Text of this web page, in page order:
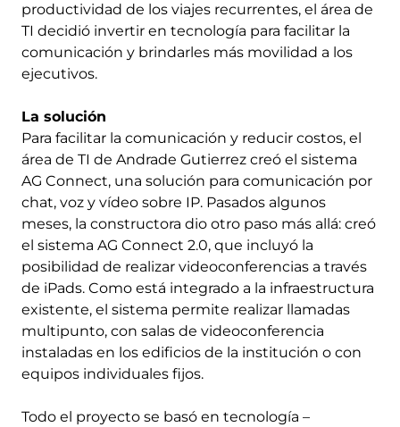
productividad de los viajes recurrentes, el área de
TI decidió invertir en tecnología para facilitar la
comunicación y brindarles más movilidad a los
ejecutivos.
La solución
Para facilitar la comunicación y reducir costos, el
área de TI de Andrade Gutierrez creó el sistema
AG Connect, una solución para comunicación por
chat, voz y vídeo sobre IP. Pasados algunos
meses, la constructora dio otro paso más allá: creó
el sistema AG Connect 2.0, que incluyó la
posibilidad de realizar videoconferencias a través
de iPads. Como está integrado a la infraestructura
existente, el sistema permite realizar llamadas
multipunto, con salas de videoconferencia
instaladas en los edificios de la institución o con
equipos individuales fijos.
Todo el proyecto se basó en tecnología –